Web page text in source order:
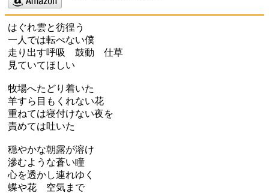
はぐれ雲と彷徨う
一人では転べない僕
走り出す呼吸 鼓動 仕草
見ていてほしい
牧場へたどり着いた
羊すら目もくれない花
重ねては寝付けない夜を
責めては吐いた
穏やかな朝露が溶け
滲むような蒼い瞳
心を透かし連れゆく
蝶や花 空気まで